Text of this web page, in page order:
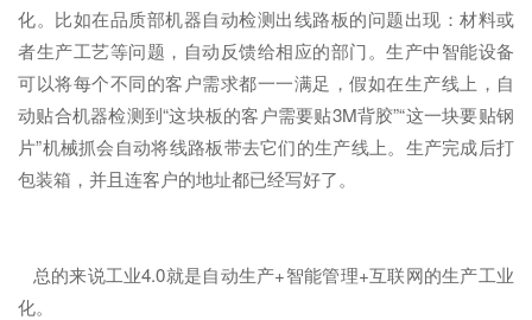
化。比如在品质部机器自动检测出线路板的问题出现：材料或
者生产工艺等问题，自动反馈给相应的部门。生产中智能设备
可以将每个不同的客户需求都一一满足，假如在生产线上，自
动贴合机器检测到“这块板的客户需要贴3M背胶”“这一块要贴钢
片”机械抓会自动将线路板带去它们的生产线上。生产完成后打
包装箱，并且连客户的地址都已经写好了。
总的来说工业4.0就是自动生产+智能管理+互联网的生产工业
化。